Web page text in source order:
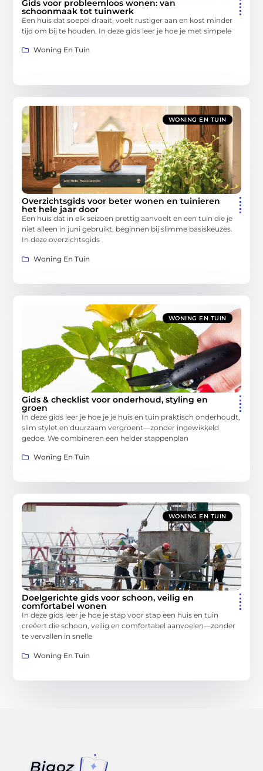
Gids voor probleemloos wonen: van
schoonmaak tot tuinwerk
Een huis dat soepel draait, voelt rustiger aan en kost minder
tijd om bij te houden. In deze gids leer je hoe je met simpele
Woning En Tuin
WONING EN TUIN
Overzichtsgids voor beter wonen en tuinieren
het hele jaar door
Een huis dat in elk seizoen prettig aanvoelt en een tuin die je
niet alleen in juni gebruikt, beginnen bij slimme basiskeuzes.
In deze overzichtsgids
Woning En Tuin
WONING EN TUIN
Gids & checklist voor onderhoud, styling en
groen
In deze gids leer je hoe je je huis en tuin praktisch onderhoudt,
slim stylet en duurzaam vergroent—zonder ingewikkeld
gedoe. We combineren een helder stappenplan
Woning En Tuin
WONING EN TUIN
Doelgerichte gids voor schoon, veilig en
comfortabel wonen
In deze gids leer je hoe je stap voor stap een huis en tuin
creëert die schoon, veilig en comfortabel aanvoelen—zonder
te vervallen in snelle
Woning En Tuin